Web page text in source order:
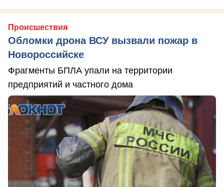
Происшествия
Обломки дрона ВСУ вызвали пожар в
Новороссийске
Фрагменты БПЛА упали на территории
предприятий и частного дома